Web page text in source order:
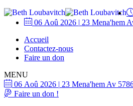
06 Aoû 2026 | 23 Mena'hem
Accueil
Contactez-nous
Faire un don
MENU
06 Aoû 2026 | 23 Mena'hem Av
Faire un don !